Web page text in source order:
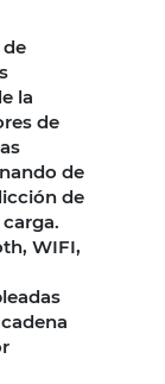
la
de
de
de
WIFI,